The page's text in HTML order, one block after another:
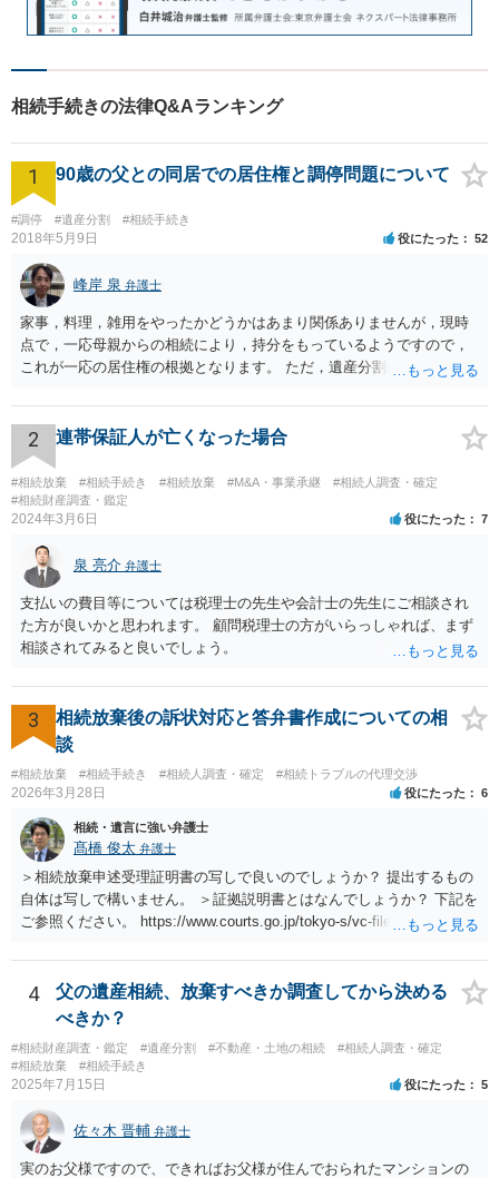
相続手続きの法律Q&Aランキング
1 90歳の父との同居での居住権と調停問題について
#調停 #遺産分割 #相続手続き
2018年5月9日 役にたった 52
峰岸 泉 弁護士
家事，料理，雑用をやったかどうかはあまり関係ありませんが，現時
点で，一応母親からの相続により，持分をもっているようですので，
これが一応の居住権の根拠となります。 ただ，遺産分割により，母の
2 連帯保証人が亡くなった場合
#相続放棄 #相続手続き #相続放棄 #M&A・事業承継
#相続人調査・確定
#相続財産調査・鑑定
2024年3月6日 役にたった 7
泉 亮介 弁護士
支払いの費目等については税理士の先生や会計士の先生にご相談され
た方が良いかと思われます。 顧問税理士の方がいらっしゃれば、まず
相談されてみると良いでしょう。
3
相続放棄後の訴状対応と答弁書作成についての相
談
#相続放棄 #相続手続き #相続人調査・確定 #相続トラブルの代理交渉
2026年3月28日 役にたった 6
相続・遺言に強い弁護士
髙橋 俊太 弁護士
＞相続放棄申述受理証明書の写しで良いのでしょうか？ 提出するもの
自体は写しで構いません。 ＞証拠説明書とはなんでしょうか？ 下記を
ご参照ください。 https://www.courts.go.jp/tokyo-s/vc-files/tokyo-s/file/
4
父の遺産相続、放棄すべきか調査してから決める
べきか？
#相続財産調査・鑑定 #遺産分割 #不動産・土地の相続
#相続人調査・確定
#相続放棄
#相続手続き
2025年7月15日 役にたった 5
佐々木 晋輔 弁護士
実のお父様ですので、できればお父様が住んでおられたマンションの